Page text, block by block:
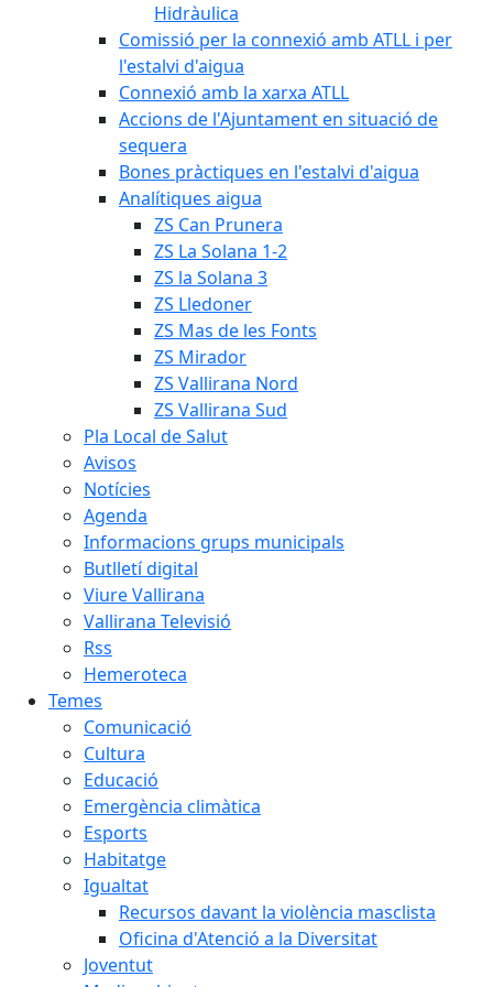
Hidràulica
Comissió per la connexió amb ATLL i per
l'estalvi d'aigua
Connexió amb la xarxa ATLL
Accions de l'Ajuntament en situació de
sequera
Bones pràctiques en l'estalvi d'aigua
Analítiques aigua
ZS Can Prunera
ZS La Solana 1-2
ZS la Solana 3
ZS Lledoner
ZS Mas de les Fonts
ZS Mirador
ZS Vallirana Nord
ZS Vallirana Sud
Pla Local de Salut
Avisos
Notícies
Agenda
Informacions grups municipals
Butlletí digital
Viure Vallirana
Vallirana Televisió
Rss
Hemeroteca
Temes
Comunicació
Cultura
Educació
Emergència climàtica
Esports
Habitatge
Igualtat
Recursos davant la violència masclista
Oficina d'Atenció a la Diversitat
Joventut